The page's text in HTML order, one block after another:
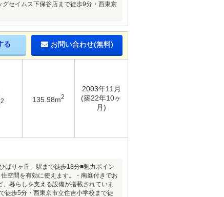
セイムス下保谷店まで徒歩9分・西東京
る お問い合わせ(無料)
2 135.98m2
2003年11月
(築22年10ヶ
月)
ばりヶ丘」駅まで徒歩18分■魅力ポイン
空間を有効に使えます。・南庭付きでお
暮らしを支える設備が搭載されていま
徒歩5分・西東京市立住吉小学校まで徒